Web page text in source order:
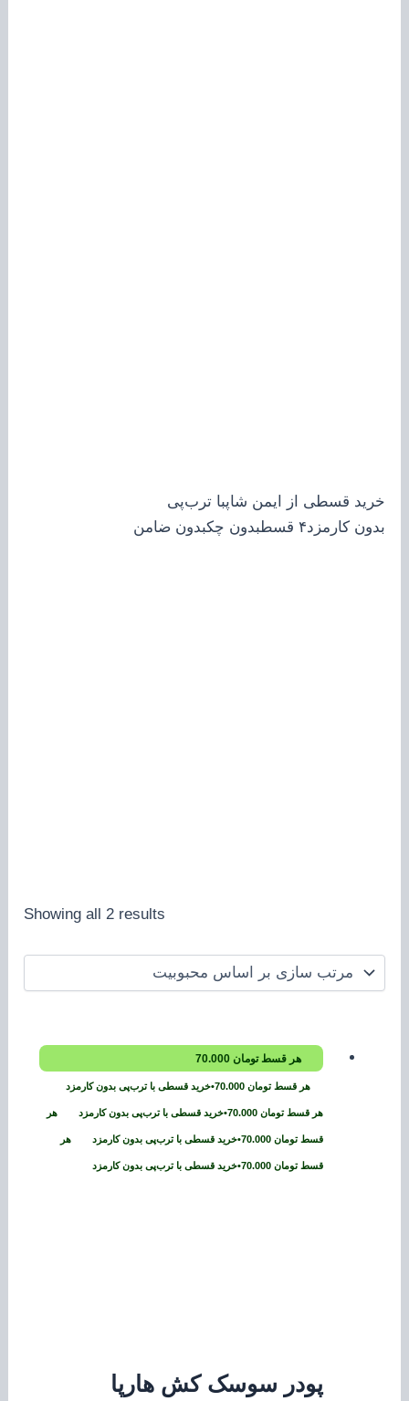
خرید قسطی از ایمن شاپبا ترب‌پی
بدون کارمزد۴ قسط بدون چکبدون ضامن
Showing all 2 results
هر قسطتومان 70.000
هر قسطتومان 70.000
•خرید قسطی با ترب‌پی بدون کارمزد
هر قسطتومان 70.000
•خرید قسطی با ترب‌پی بدون کارمزد هر
قسطتومان 70.000
•خرید قسطی با ترب‌پی بدون کارمزد هر
قسطتومان 70.000
•خرید قسطی با ترب‌پی بدون کارمزد
پودر سوسک کش هارپا